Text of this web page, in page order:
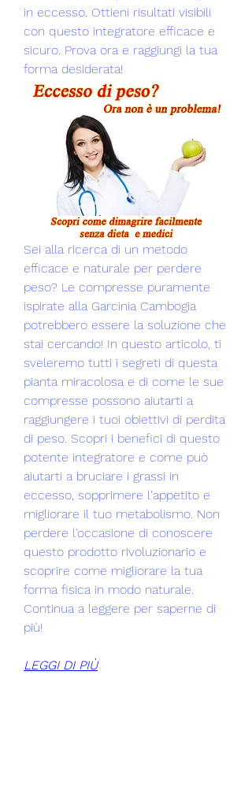
in eccesso. Ottieni risultati visibili
con questo integratore efficace e
sicuro. Prova ora e raggiungi la tua
forma desiderata!
Sei alla ricerca di un metodo
efficace e naturale per perdere
peso? Le compresse puramente
ispirate alla Garcinia Cambogia
potrebbero essere la soluzione che
stai cercando! In questo articolo, ti
sveleremo tutti i segreti di questa
pianta miracolosa e di come le sue
compresse possono aiutarti a
raggiungere i tuoi obiettivi di perdita
di peso. Scopri i benefici di questo
potente integratore e come può
aiutarti a bruciare i grassi in
eccesso, sopprimere l'appetito e
migliorare il tuo metabolismo. Non
perdere l'occasione di conoscere
questo prodotto rivoluzionario e
scoprire come migliorare la tua
forma fisica in modo naturale.
Continua a leggere per saperne di
più!
LEGGI DI PIÙ